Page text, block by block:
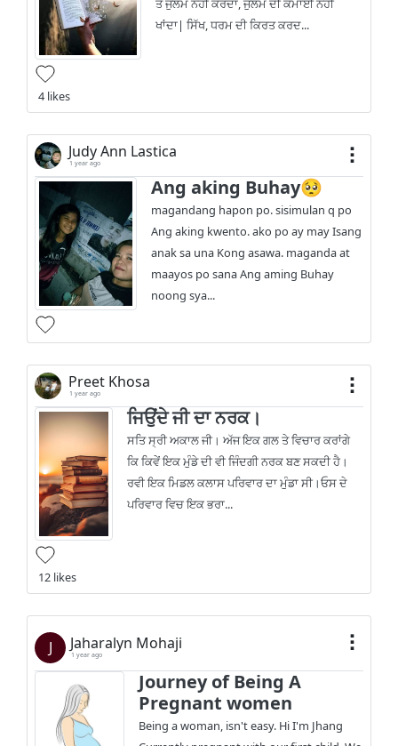
ਤੇ ਜੁਲਮ ਨਹੀਂ ਕਰਦਾ, ਜੁਲਮ ਦੀ ਕਮਾਈ ਨਹੀਂ
ਖਾਂਦਾ| ਸਿੱਖ, ਧਰਮ ਦੀ ਕਿਰਤ ਕਰਦ...
4 likes
Judy Ann Lastica
1 year ago
Ang aking Buhay🥺
magandang hapon po. sisimulan q po
Ang aking kwento. ako po ay may Isang
anak sa una Kong asawa. maganda at
maayos po sana Ang aming Buhay
noong sya...
Preet Khosa
1 year ago
ਜਿਉਂਦੇ ਜੀ ਦਾ ਨਰਕ।
ਸਤਿ ਸ੍ਰੀ ਅਕਾਲ ਜੀ। ਅੱਜ ਇਕ ਗਲ ਤੇ ਵਿਚਾਰ ਕਰਾਂਗੇ
ਕਿ ਕਿਵੇਂ ਇਕ ਮੁੰਡੇ ਦੀ ਵੀ ਜਿੰਦਗੀ ਨਰਕ ਬਣ ਸਕਦੀ ਹੈ।
ਰਵੀ ਇਕ ਮਿਡਲ ਕਲਾਸ ਪਰਿਵਾਰ ਦਾ ਮੁੰਡਾ ਸੀ।ਓਸ ਦੇ
ਪਰਿਵਾਰ ਵਿਚ ਇਕ ਭਰਾ...
12 likes
J Jaharalyn Mohaji
1 year ago
Journey of Being A
Pregnant women
Being a woman, isn't easy. Hi I'm Jhang